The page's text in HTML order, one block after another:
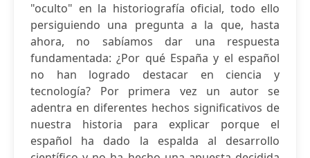
"oculto" en la historiografía oficial, todo ello
persiguiendo una pregunta a la que, hasta
ahora, no sabíamos dar una respuesta
fundamentada: ¿Por qué España y el español
no han logrado destacar en ciencia y
tecnología? Por primera vez un autor se
adentra en diferentes hechos significativos de
nuestra historia para explicar porque el
español ha dado la espalda al desarrollo